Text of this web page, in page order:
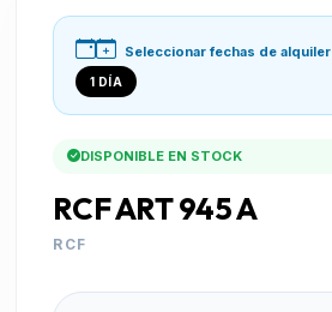
Seleccionar fechas de alquiler
1 DÍA
DISPONIBLE EN STOCK
RCF ART 945 A
RCF